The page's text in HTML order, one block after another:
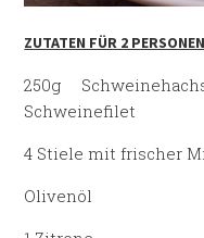
ZUTATEN FÜR 2
250g
Schweinefilet
4 Stiele mit frischer
Olivenöl